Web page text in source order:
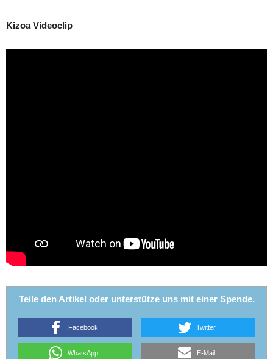
Kizoa Videoclip
Teile den Artikel oder unterstütze uns mit einer Spende.
Facebook Twitter
WhatsApp E-Mail